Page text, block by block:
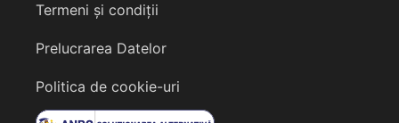
Termeni și condiții
Prelucrarea Datelor
Politica de cookie-uri